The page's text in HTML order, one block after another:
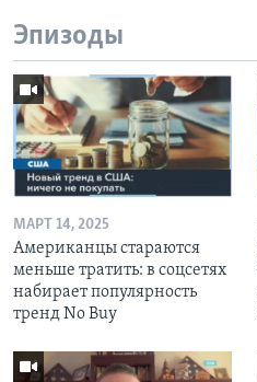
Эпизоды
МАРТ 14, 2025
Американцы стараются
меньше тратить: в соцсетях
набирает популярность
тренд No Buy